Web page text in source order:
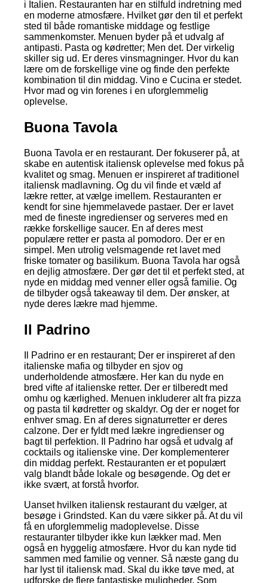
i Italien. Restauranten har en stilfuld indretning med
en moderne atmosfære. Hvilket gør den til et perfekt
sted til både romantiske middage og festlige
sammenkomster. Menuen byder på et udvalg af
antipasti. Pasta og kødretter; Men det. Der virkelig
skiller sig ud. Er deres vinsmagninger. Hvor du kan
lære om de forskellige vine og finde den perfekte
kombination til din middag. Vino e Cucina er stedet.
Hvor mad og vin forenes i en uforglemmelig
oplevelse.
Buona Tavola
Buona Tavola er en restaurant. Der fokuserer på, at
skabe en autentisk italiensk oplevelse med fokus på
kvalitet og smag. Menuen er inspireret af traditionel
italiensk madlavning. Og du vil finde et væld af
lækre retter, at vælge imellem. Restauranten er
kendt for sine hjemmelavede pastaer. Der er lavet
med de fineste ingredienser og serveres med en
række forskellige saucer. En af deres mest
populære retter er pasta al pomodoro. Der er en
simpel. Men utrolig velsmagende ret lavet med
friske tomater og basilikum. Buona Tavola har også
en dejlig atmosfære. Der gør det til et perfekt sted, at
nyde en middag med venner eller også familie. Og
de tilbyder også takeaway til dem. Der ønsker, at
nyde deres lækre mad hjemme.
Il Padrino
Il Padrino er en restaurant; Der er inspireret af den
italienske mafia og tilbyder en sjov og
underholdende atmosfære. Her kan du nyde en
bred vifte af italienske retter. Der er tilberedt med
omhu og kærlighed. Menuen inkluderer alt fra pizza
og pasta til kødretter og skaldyr. Og der er noget for
enhver smag. En af deres signaturretter er deres
calzone. Der er fyldt med lækre ingredienser og
bagt til perfektion. Il Padrino har også et udvalg af
cocktails og italienske vine. Der komplementerer
din middag perfekt. Restauranten er et populært
valg blandt både lokale og besøgende. Og det er
ikke svært, at forstå hvorfor.
Uanset hvilken italiensk restaurant du vælger, at
besøge i Grindsted. Kan du være sikker på. At du vil
få en uforglemmelig madoplevelse. Disse
restauranter tilbyder ikke kun lækker mad. Men
også en hyggelig atmosfære. Hvor du kan nyde tid
sammen med familie og venner. Så næste gang du
har lyst til italiensk mad. Skal du ikke tøve med, at
udforske de flere fantastiske muligheder. Som